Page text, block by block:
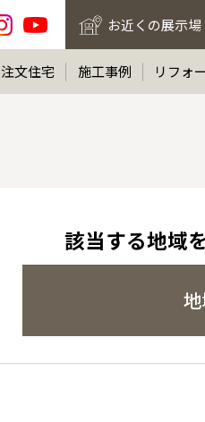
お近くの展示場
注文住宅 施工事例 リフォ
該当する地域